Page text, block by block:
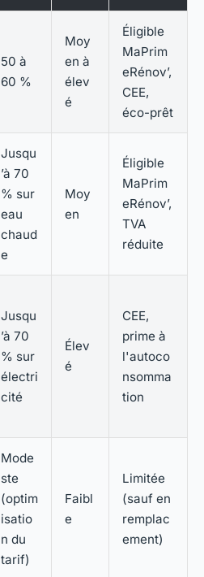
50 à
60 %
Moy
en à
élev
é
Éligible
MaPrim
eRénov’,
CEE,
éco-prêt
Jusqu
’à 70
% sur
eau
chaud
e
Moy
en
Éligible
MaPrim
eRénov’,
TVA
réduite
Jusqu
’à 70
% sur
électri
cité
Élev
é
CEE,
prime à
l'autoco
nsomma
tion
Mode
ste
(optim
isatio
n du
tarif)
Faibl
e
Limitée
(sauf en
remplac
ement)